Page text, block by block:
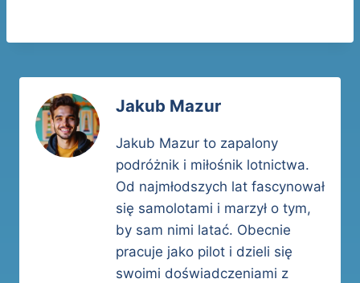
Jakub Mazur
Jakub Mazur to zapalony
podróżnik i miłośnik lotnictwa.
Od najmłodszych lat fascynował
się samolotami i marzył o tym,
by sam nimi latać. Obecnie
pracuje jako pilot i dzieli się
swoimi doświadczeniami z